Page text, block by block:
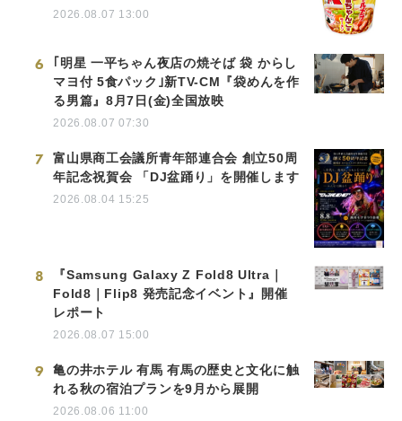
2026.08.07 13:00
6
｢明星 一平ちゃん夜店の焼そば 袋 からし
マヨ付 5食パック｣新TV-CM『袋めんを作
る男篇』8月7日(金)全国放映
2026.08.07 07:30
7
富山県商工会議所青年部連合会 創立50周
年記念祝賀会 「DJ盆踊り」を開催します
2026.08.04 15:25
8
『Samsung Galaxy Z Fold8 Ultra｜
Fold8｜Flip8 発売記念イベント』開催
レポート
2026.08.07 15:00
9
亀の井ホテル 有馬 有馬の歴史と文化に触
れる秋の宿泊プランを9月から展開
2026.08.06 11:00